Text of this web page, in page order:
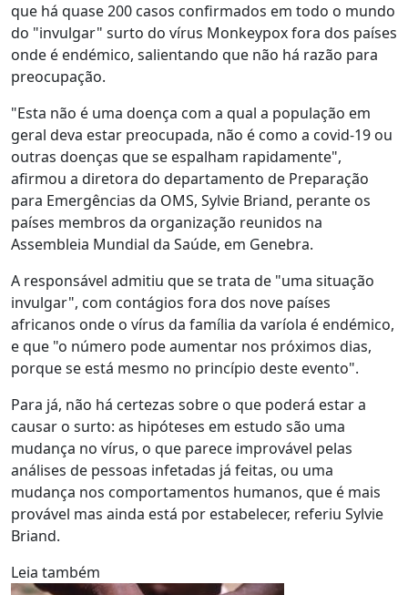
que há quase 200 casos confirmados em todo o mundo
do "invulgar" surto do vírus Monkeypox fora dos países
onde é endémico, salientando que não há razão para
preocupação.
"Esta não é uma doença com a qual a população em
geral deva estar preocupada, não é como a covid-19 ou
outras doenças que se espalham rapidamente",
afirmou a diretora do departamento de Preparação
para Emergências da OMS, Sylvie Briand, perante os
países membros da organização reunidos na
Assembleia Mundial da Saúde, em Genebra.
A responsável admitiu que se trata de "uma situação
invulgar", com contágios fora dos nove países
africanos onde o vírus da família da varíola é endémico,
e que "o número pode aumentar nos próximos dias,
porque se está mesmo no princípio deste evento".
Para já, não há certezas sobre o que poderá estar a
causar o surto: as hipóteses em estudo são uma
mudança no vírus, o que parece improvável pelas
análises de pessoas infetadas já feitas, ou uma
mudança nos comportamentos humanos, que é mais
provável mas ainda está por estabelecer, referiu Sylvie
Briand.
Leia também